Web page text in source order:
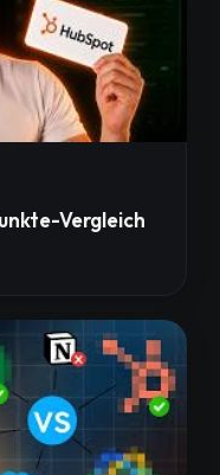
Vergleich